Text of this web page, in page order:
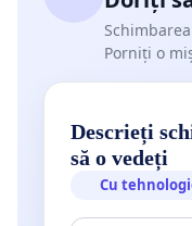
Porniți o
Descrieți
să o vedeți
Cu